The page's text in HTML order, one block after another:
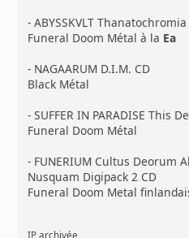
- ABYSSKVLT Thanatochromia
Funeral Doom Métal à la Ea
- NAGAARUM D.I.M. CD
Black Métal
- SUFFER IN PARADISE This
Funeral Doom Métal
- FUNERIUM Cultus Deorum
Nusquam Digipack 2 CD
Funeral Doom Metal
IP archivée